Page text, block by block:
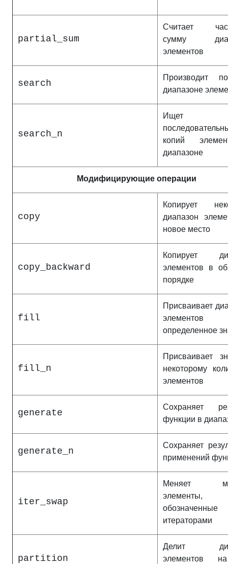
partial_sum
Считает
сумму
элементов
search
Производит
диапазоне
search_n
копий
диапазоне
Модифицирующие операции
copy
Копирует
диапазон
новое место
copy_backward
Копирует
элементов в
порядке
fill
Присваивает
элементов
определенное
fill_n
Присваивает
некоторому
элементов
generate
Сохраняет
функции в
generate_n
Сохраняет
применений
iter_swap
Меняет
элементы,
обозначенные
итераторами
partition
Делит
элементов